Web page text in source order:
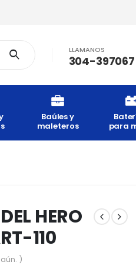
LLAMANOS
304-
Baúles y
maleteros
para
HERO
110
)